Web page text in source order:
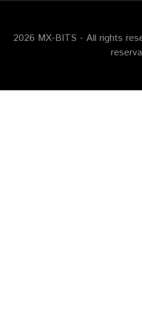
2026 MX-BITS - All rights